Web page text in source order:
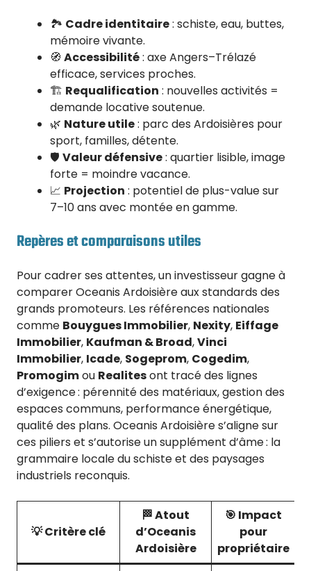
🏞️ Cadre identitaire: schiste, eau, buttes,
mémoire vivante.
🧭 Accessibilité: axe Angers–Trélazé
efficace, services proches.
🏗️ Requalification : nouvelles activités =
demande locative soutenue.
🌿 Nature utile: parc des Ardoisières pour
sport, familles, détente.
🛡️ Valeur défensive: quartier lisible, image
forte = moindre vacance.
📈 Projection : potentiel de plus-value sur
7–10 ans avec montée en gamme.
Repères et comparaisons utiles
Pour cadrer ses attentes, un investisseur gagne à
comparer Oceanis Ardoisière aux standards des
grands promoteurs. Les références nationales
comme Bouygues Immobilier, Nexity, Eiffage
Immobilier, Kaufman & Broad,Vinci
Immobilier, Icade, Sogeprom, Cogedim,
Promogimou Realitesont tracé des lignes
d’exigence : pérennité des matériaux, gestion des
espaces communs, performance énergétique,
qualité des plans. Oceanis Ardoisière s’aligne sur
ces piliers et s’autorise un supplément d’âme : la
grammaire locale du schiste et des paysages
industriels reconquis.
💡 Critère clé
🏁 Atout
d’Oceanis
Ardoisière
🎯 Impact
pour
propriétaire